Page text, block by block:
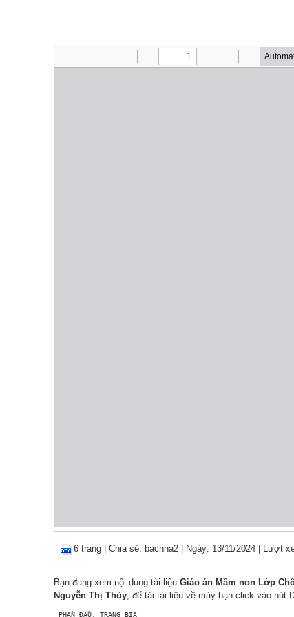
6 trang Chia sẻ: bachha2 | Ngày: 13/11/2024 | Lượt
Bạn đang xem nội dung tài liệu Giáo án Mầm non Lớp
Nguyễn Thị Thủy , để tải tài liệu về máy bạn click vào nút
PHẦN ĐẦU: TRANG BÌA